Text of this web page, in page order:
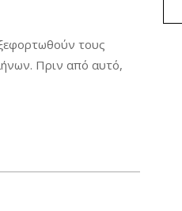
τους
Πριν από αυτό,